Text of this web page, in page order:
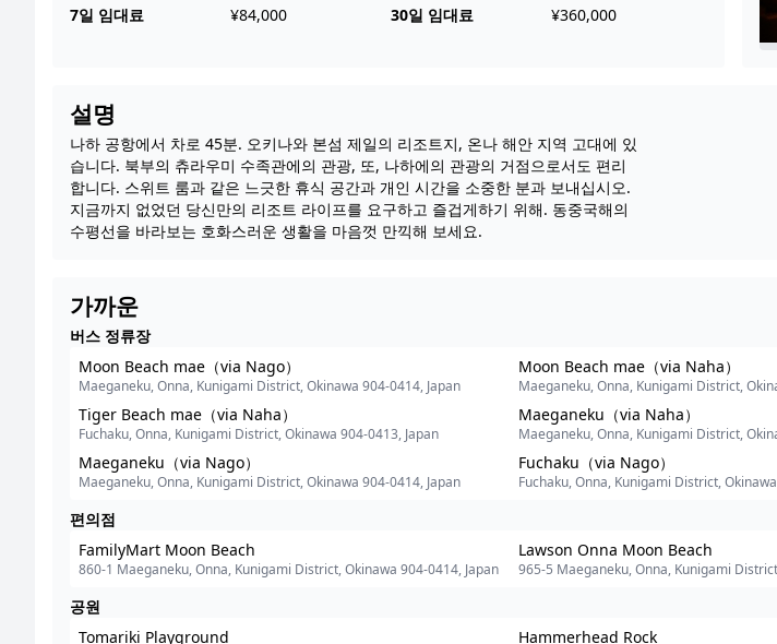
7일 임대료
¥84,000 30일 임대료 ¥360,000
설명
나하 공항에서 차로 45분. 오키나와 본섬 제일의 리조트지, 온나 해안 지역 고대에 있
습니다. 북부의 츄라우미 수족관에의 관광, 또, 나하에의 관광의 거점으로서도 편리
합니다. 스위트 룸과 같은 느긋한 휴식 공간과 개인 시간을 소중한 분과 보내십시오.
지금까지 없었던 당신만의 리조트 라이프를 요구하고 즐겁게하기 위해. 동중국해의
수평선을 바라보는 호화스러운 생활을 마음껏 만끽해 보세요.
가까운
버스 정류장
Moon Beach mae（via Nago）
Maeganeku, Onna, Kunigami District, Okinawa 904-0414, Japan
Moon Beach mae（via Naha）
Maeganeku, Onna, Kunigami District,
Tiger Beach mae（via Naha）
Fuchaku, Onna, Kunigami District, Okinawa 904-0413, Japan
Maeganeku（via Naha）
Maeganeku, Onna, Kunigami District,
Maeganeku（via Nago）
Maeganeku, Onna, Kunigami District, Okinawa 904-0414, Japan
Fuchaku（via Nago）
Fuchaku, Onna, Kunigami District,
편의점
FamilyMart Moon Beach
860-1 Maeganeku, Onna, Kunigami District, Okinawa 904-0414, Japan
Lawson Onna Moon Beach
965-5 Maeganeku, Onna, Kunigami
공원
Tomariki Playground
Hammerhead Rock